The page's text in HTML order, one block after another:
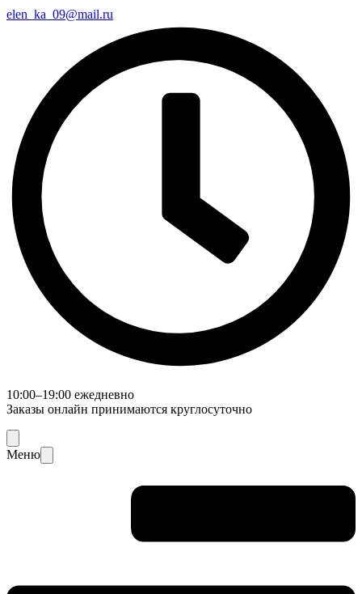
elen_ka_09@mail.ru
10:00–19:00 ежедневно
Заказы онлайн принимаются круглосуточно
Меню